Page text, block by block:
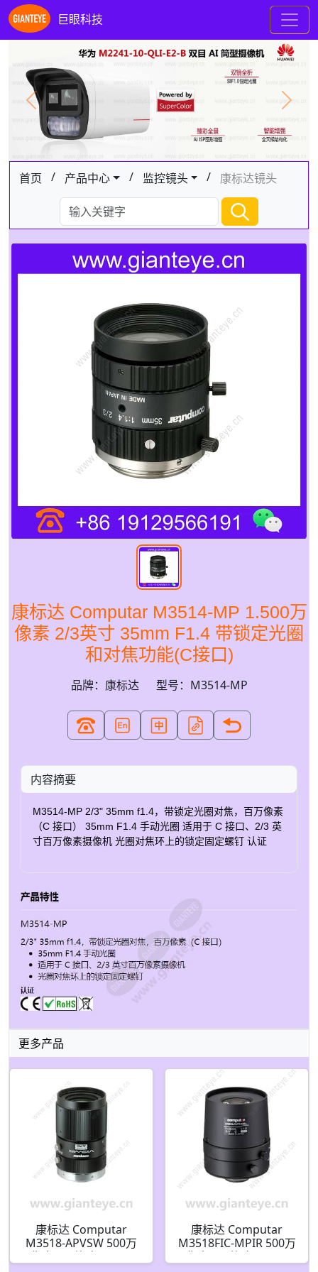
巨眼科技
Previous Next
首页 / 产品中心 / 监控镜头 / 康标达镜头
康标达 Computar M3514-MP 1.500万
像素 2/3英寸 35mm F1.4 带锁定光圈
和对焦功能(C接口)
品牌：康标达 型号：M3514-MP
内容摘要
M3514-MP 2/3" 35mm f1.4，带锁定光圈对焦，百万像素
（C 接口） 35mm F1.4 手动光圈 适用于 C 接口、2/3 英
寸百万像素摄像机 光圈对焦环上的锁定固定螺钉 认证
更多产品
康标达 Computar
M3518-APVSW 500万
像素 2/3英寸 35mm
康标达 Computar
M3518FIC-MPIR 500万
像素 2/3英寸 35mm